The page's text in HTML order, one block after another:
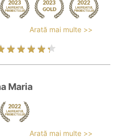
Arată mai multe >>
Maria
Arată mai multe >>